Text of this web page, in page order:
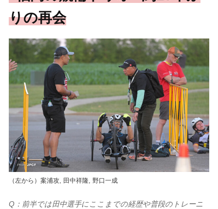
りの再会
（左から）案浦攻, 田中祥隆, 野口一成
Q：前半では田中選手にここまでの経歴や普段のトレーニ